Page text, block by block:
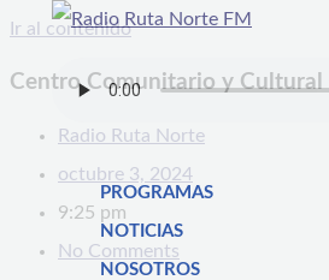
Ir al contenido
PROGRAMAS
NOTICIAS
NOSOTROS
Centro Comunitario y Cultural
Radio Ruta Norte
octubre 3, 2024
9:25 pm
No Comments